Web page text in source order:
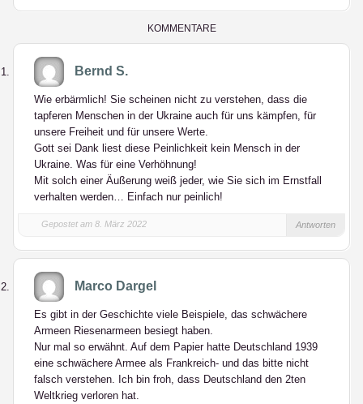
KOMMENTARE
Bernd S.
Wie erbärmlich! Sie scheinen nicht zu verstehen, dass die
tapferen Menschen in der Ukraine auch für uns kämpfen, für
unsere Freiheit und für unsere Werte.
Gott sei Dank liest diese Peinlichkeit kein Mensch in der
Ukraine. Was für eine Verhöhnung!
Mit solch einer Äußerung weiß jeder, wie Sie sich im Ernstfall
verhalten werden… Einfach nur peinlich!
Gepostet am 8. März 2022 Antworten
Marco Dargel
Es gibt in der Geschichte viele Beispiele, das schwächere
Armeen Riesenarmeen besiegt haben.
Nur mal so erwähnt. Auf dem Papier hatte Deutschland 1939
eine schwächere Armee als Frankreich- und das bitte nicht
falsch verstehen. Ich bin froh, dass Deutschland den 2ten
Weltkrieg verloren hat.